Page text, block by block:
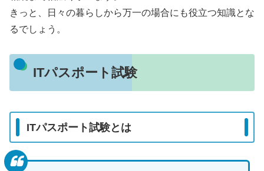
きっと、日々の暮らしから万一の場合にも役立つ知識とな
るでしょう。
ITパスポート試験
ITパスポート試験とは